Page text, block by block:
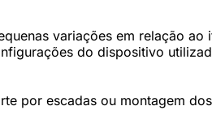
variações em relação
do dispositivo
por escadas ou montagem